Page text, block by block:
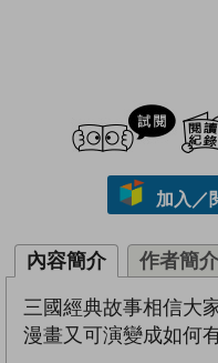
試閲
加入／
內容簡介 作者簡介
三國經典故事相信大
漫畫又可演變成如何